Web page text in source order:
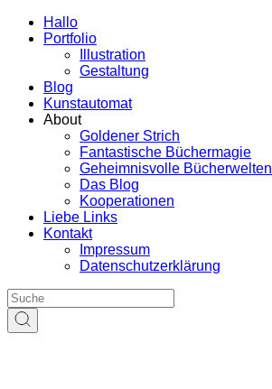
Hallo
Portfolio
Illustration
Gestaltung
Blog
Kunstautomat
About
Goldener Strich
Fantastische Büchermagie
Geheimnisvolle Bücherwelten
Das Blog
Kooperationen
Liebe Links
Kontakt
Impressum
Datenschutzerklärung